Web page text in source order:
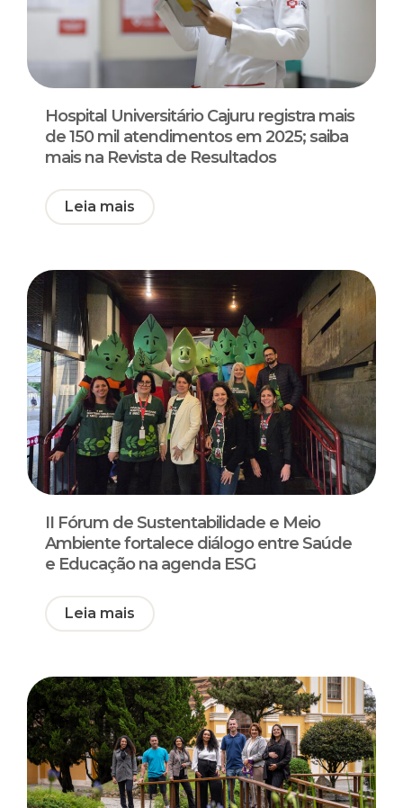
Hospital Universitário Cajuru registra mais
de 150 mil atendimentos em 2025; saiba
mais na Revista de Resultados
Leia mais
II Fórum de Sustentabilidade e Meio
Ambiente fortalece diálogo entre Saúde
e Educação na agenda ESG
Leia mais